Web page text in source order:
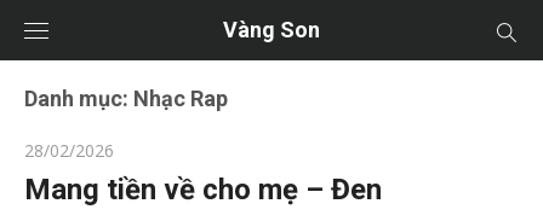
Vàng Son
Danh mục: Nhạc Rap
Posted
on
28/02/2026
Mang tiền về cho mẹ – Đen